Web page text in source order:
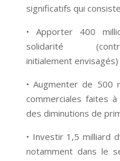
significatifs qui
• Apporter 400
solidarité
initialement envisagés)
• Augmenter de 500
commerciales faites
des diminutions de
• Investir 1,5 milliard
notamment dans le